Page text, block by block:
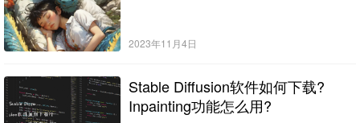
2023年11月4日
Stable Diffusion软件如何下载?
Inpainting功能怎么用?